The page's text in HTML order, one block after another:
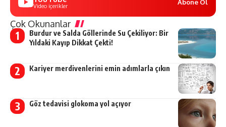
Video içerikler Abone Ol
Çok Okunanlar
Burdur ve Salda Göllerinde Su Çekiliyor: Bir
Yıldaki Kayıp Dikkat Çekti!
Kariyer merdivenlerini emin adımlarla çıkın
Göz tedavisi glokoma yol açıyor